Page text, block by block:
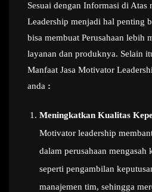
Sesuai dengan Informasi di Atas
Leadership menjadi hal penting
bisa membuat Perusahaan lebih
layanan dan produknya. Selain
Manfaat Jasa Motivator
anda :
Meningkatkan Kualitas
Motivator leadership
dalam perusahaan mengasah
seperti pengambilan
manajemen tim, sehingga